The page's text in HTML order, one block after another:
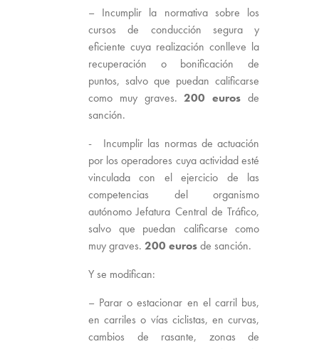
– Incumplir la normativa sobre los
cursos de conducción segura y
eficiente cuya realización conlleve la
recuperación o bonificación de
puntos, salvo que puedan calificarse
como muy graves.200 euros de
sanción.
- Incumplir las normas de actuación
por los operadores cuya actividad esté
vinculada con el ejercicio de las
competencias del organismo
autónomo Jefatura Central de Tráfico,
salvo que puedan calificarse como
muy graves. 200 eurosde sanción.
Y se modifican:
– Parar o estacionar en el carril bus,
en carriles o vías ciclistas, en curvas,
cambios de rasante, zonas de